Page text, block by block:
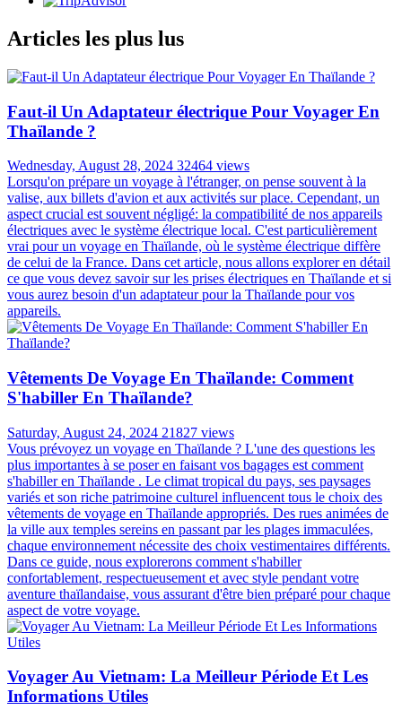
Articles les plus lus
Faut-il Un Adaptateur électrique Pour Voyager En
Thaïlande ?
Wednesday, August 28, 2024 32464 views
Lorsqu'on prépare un voyage à l'étranger, on pense souvent à la
valise, aux billets d'avion et aux activités sur place. Cependant, un
aspect crucial est souvent négligé: la compatibilité de nos appareils
électriques avec le système électrique local. C'est particulièrement
vrai pour un voyage en Thaïlande, où le système électrique diffère
de celui de la France. Dans cet article, nous allons explorer en détail
ce que vous devez savoir sur les prises électriques en Thaïlande et si
vous aurez besoin d'un adaptateur pour la Thaïlande pour vos
appareils.
Vêtements De Voyage En Thaïlande: Comment
S'habiller En Thaïlande?
Saturday, August 24, 2024 21827 views
Vous prévoyez un voyage en Thaïlande ? L'une des questions les
plus importantes à se poser en faisant vos bagages est comment
s'habiller en Thaïlande . Le climat tropical du pays, ses paysages
variés et son riche patrimoine culturel influencent tous le choix des
vêtements de voyage en Thaïlande appropriés. Des rues animées de
la ville aux temples sereins en passant par les plages immaculées,
chaque environnement nécessite des choix vestimentaires différents.
Dans ce guide, nous explorerons comment s'habiller
confortablement, respectueusement et avec style pendant votre
aventure thaïlandaise, vous assurant d'être bien préparé pour chaque
aspect de votre voyage.
Voyager Au Vietnam: La Meilleur Période Et Les
Informations Utiles